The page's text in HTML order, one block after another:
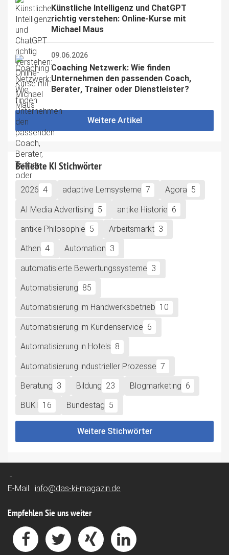
Künstliche Intelligenz und ChatGPT
richtig verstehen: Online-Kurse mit
Michael Maus
09.06.2026
Coaching Netzwerk: Wie finden
Unternehmen den passenden Coach,
Berater, Trainer oder Dienstleister?
Weitere Artikel
Beliebte KI Stichwörter
2026 4 adaptive Lernsysteme 7 Agora 5
AI Media Advertising 5 antike Historie 6
antike Philosophie 5 Arbeitsmarkt 3
Athen 4 Automation 3
automatisierte Bewertungssysteme 3
Automatisierung 85
Automatisierung im Handwerksbetrieb 10
Automatisierung im Kundenservice 6
Automatisierung in Hotels 8
Automatisierung industrieller Prozesse 7
Beratung 3 Bildung 23 Blogmarketing 6
BUKI 16 Bundestag 5
Weitere Stichwörter
-
E-Mail: info@das-ki-magazin.de
Empfehlen Sie uns weiter